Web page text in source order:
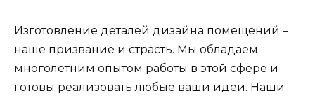
Изготовление деталей дизайна помещений –
наше призвание и страсть. Мы обладаем
многолетним опытом работы в этой сфере и
готовы реализовать любые ваши идеи. Наши